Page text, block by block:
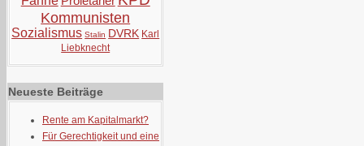
Kommunisten
Sozialismus Stalin DVRK Karl
Liebknecht
Neueste Beiträge
Rente am Kapitalmarkt?
Für Gerechtigkeit und eine